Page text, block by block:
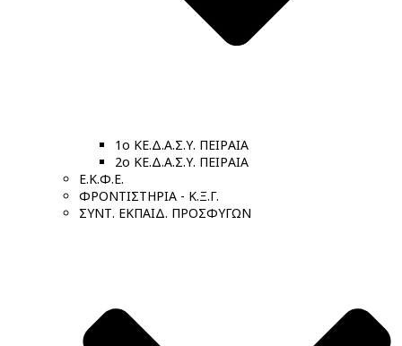
1ο ΚΕ.Δ.Α.Σ.Υ. ΠΕΙΡΑΙΑ
2ο ΚΕ.Δ.Α.Σ.Υ. ΠΕΙΡΑΙΑ
Ε.Κ.Φ.Ε.
ΦΡΟΝΤΙΣΤΗΡΙΑ - Κ.Ξ.Γ.
ΣΥΝΤ. ΕΚΠΑΙΔ. ΠΡΟΣΦΥΓΩΝ